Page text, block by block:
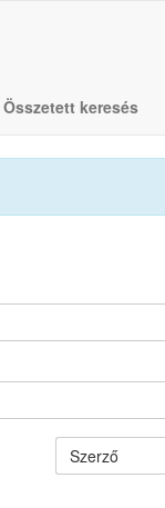
Összetett keresés
Szerző